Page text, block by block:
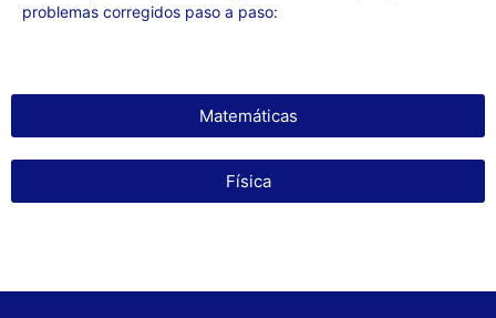
problemas corregidos paso a paso:
Matemáticas
Física